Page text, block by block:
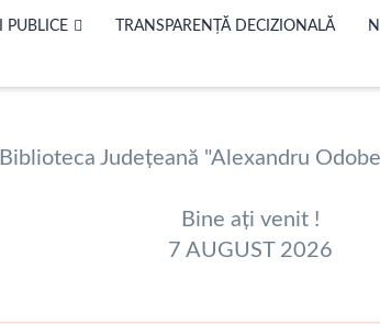
PUBLICE TRANSPARENȚĂ DECIZIONALĂ
Biblioteca Județeană "Alexandru
Bine ați venit !
7 AUGUST 2026